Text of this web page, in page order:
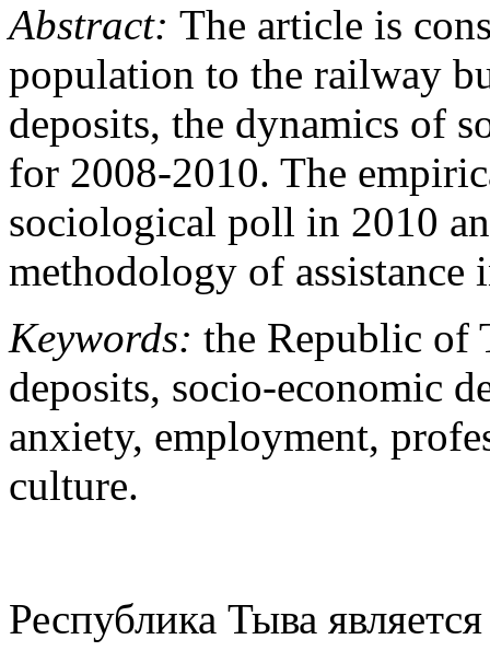
Abstract: The article is
population to the railway
deposits, the dynamics of
for 2008-2010. The
sociological poll in 2010
methodology of
Keywords: the Republic of
deposits, socio-economic
anxiety, employment,
culture.
Республика Тыва